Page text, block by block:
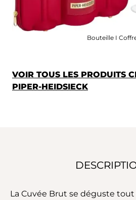
Bouteille I
VOIR TOUS LES PRODUITS
PIPER-HEIDSIECK
La Cuvée Brut se déguste